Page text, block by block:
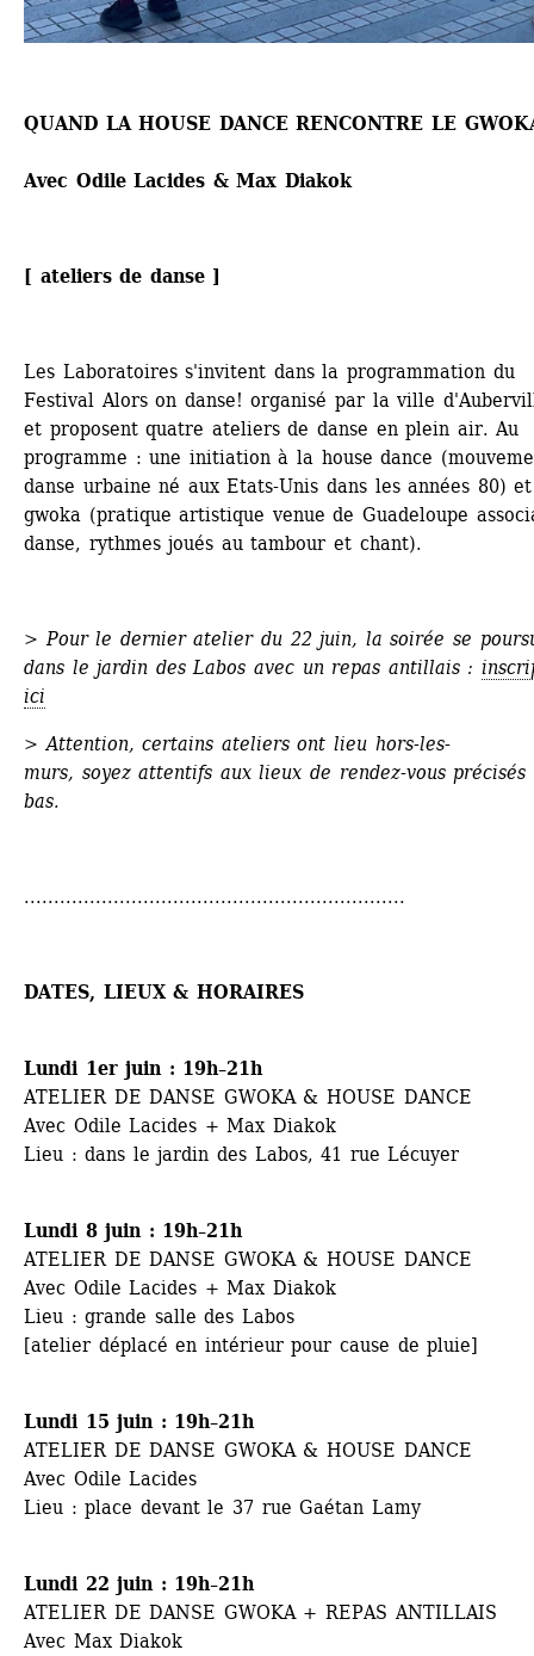
QUAND LA HOUSE DANCE RENCONTRE LE
Avec Odile Lacides & Max Diakok
[ ateliers de danse ]
Les Laboratoires s'invitent dans la programmation du
Festival Alors on danse! organisé par la ville
et proposent quatre ateliers de danse en plein air. Au
programme : une initiation à la house dance
danse urbaine né aux Etats-Unis dans les années 80)
gwoka (pratique artistique venue de Guadeloupe
danse, rythmes joués au tambour et chant).
> Pour le dernier atelier du 22 juin, la soirée se
dans le jardin des Labos avec un repas antillais :
ici
> Attention, certains ateliers ont lieu hors-les-
murs, soyez attentifs aux lieux de rendez-vous précisés
bas.
................................................................
DATES, LIEUX & HORAIRES
Lundi 1er juin : 19h–21h
ATELIER DE DANSE GWOKA & HOUSE DANCE
Avec Odile Lacides + Max Diakok
Lieu : dans le jardin des Labos, 41 rue Lécuyer
Lundi 8 juin : 19h–21h
ATELIER DE DANSE GWOKA & HOUSE DANCE
Avec Odile Lacides + Max Diakok
Lieu : grande salle des Labos
[atelier déplacé en intérieur pour cause de pluie]
Lundi 15 juin : 19h–21h
ATELIER DE DANSE GWOKA & HOUSE DANCE
Avec Odile Lacides
Lieu : place devant le 37 rue Gaétan Lamy
Lundi 22 juin : 19h–21h
ATELIER DE DANSE GWOKA + REPAS ANTILLAIS
Avec Max Diakok